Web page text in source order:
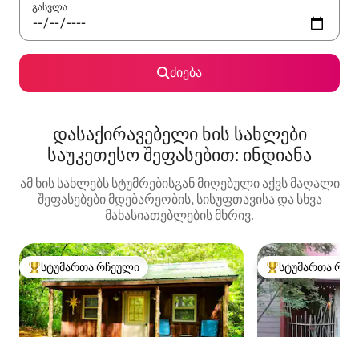
გასვლა
ძიება
დასაქირავებელი ხის სახლები
საუკეთესო შეფასებით: ინდიანა
ამ ხის სახლებს სტუმრებისგან მიღებული აქვს მაღალი
შეფასებები მდებარეობის, სისუფთავისა და სხვა
მახასიათებლების მხრივ.
სტუმართა რჩეული მოწინავე ვარიანტი
სტუმართა რჩეული სტუმართა
სტუმართა